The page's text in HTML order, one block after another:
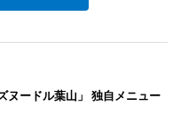
ヌードル葉山」 独自メニュー